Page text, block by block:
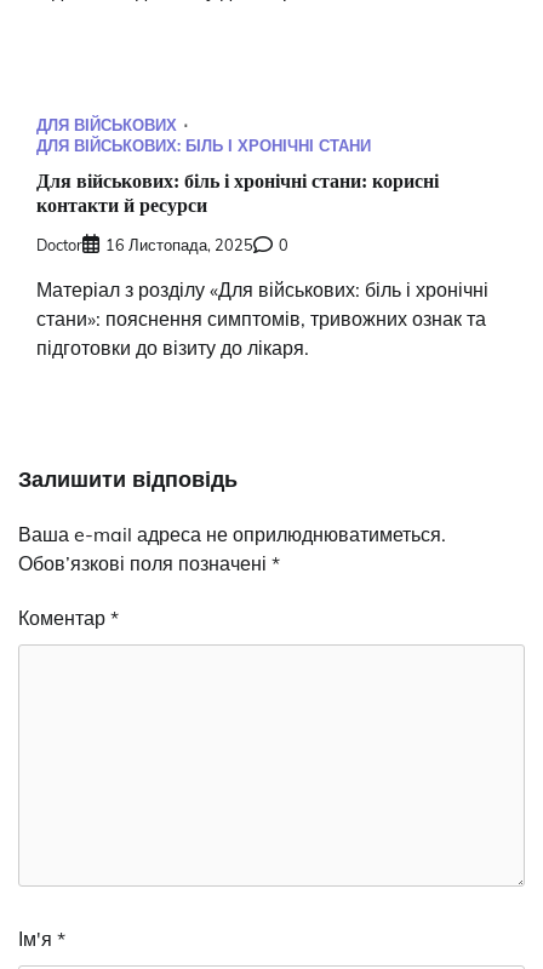
ДЛЯ ВІЙСЬКОВИХ
ДЛЯ ВІЙСЬКОВИХ: БІЛЬ І ХРОНІЧНІ СТАНИ
Для військових: біль і хронічні стани: корисні
контакти й ресурси
Doctor 16 Листопада, 2025 0
Матеріал з розділу «Для військових: біль і хронічні
стани»: пояснення симптомів, тривожних ознак та
підготовки до візиту до лікаря.
Залишити відповідь
Ваша e-mail адреса не оприлюднюватиметься.
Обов’язкові поля позначені *
Коментар *
Ім'я *